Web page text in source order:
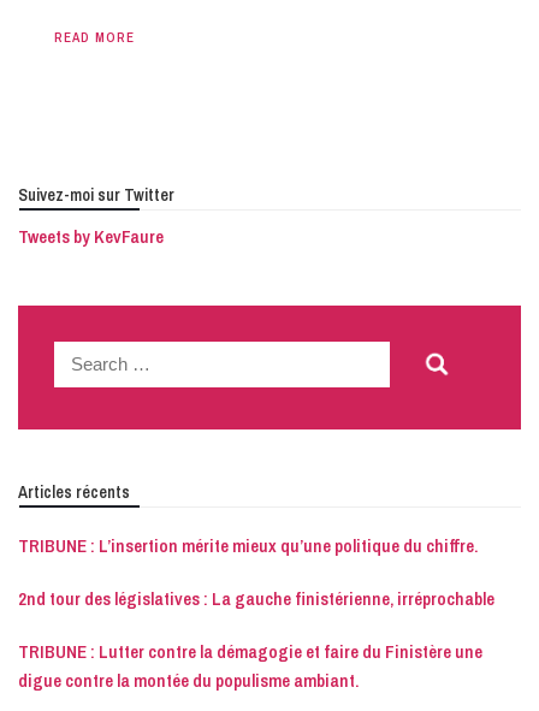
READ MORE
Suivez-moi sur Twitter
Tweets by KevFaure
Search
for:
Articles récents
TRIBUNE : L’insertion mérite mieux qu’une politique du chiffre.
2nd tour des législatives : La gauche finistérienne, irréprochable
TRIBUNE : Lutter contre la démagogie et faire du Finistère une
digue contre la montée du populisme ambiant.